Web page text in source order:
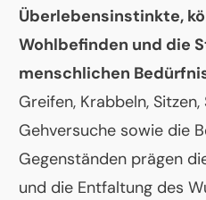
Überlebensinstinkte,
Wohlbefinden und die
menschlichen
Greifen, Krabbeln,
Gehversuche sowie die
Gegenständen prägen
und die Entfaltung des